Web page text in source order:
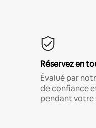
Réservez en
Évalué par
de confiance
pendant votre